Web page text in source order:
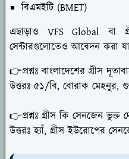
বিএমইটি (BMET)
এছাড়াও VFS Global বা
সেন্টারগুলোতেও আবেদন করা
👉প্রশ্নঃ বাংলাদেশের গ্রীস
উত্তরঃ ৫১/বি, বোরাক মেহনুর,
👉প্রশ্নঃ গ্রীস কি সেনজেন ভুক্ত
উত্তরঃ হ্যাঁ, গ্রীস ইউরোপের